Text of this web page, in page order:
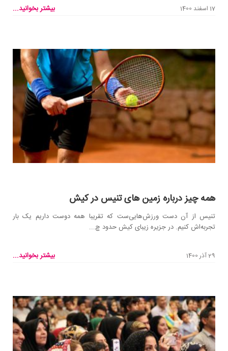
17 اسفند 1400 بیشتر بخوانید...
همه چیز درباره زمین های تنیس در کیش
تنیس از آن دست ورزش‌هایی‌ست که تقریبا همه دوست داریم یک بار
تجربه‌اش کنیم. در جزیره زیبای کیش حدود چ...
29 آذر 1400 بیشتر بخوانید...